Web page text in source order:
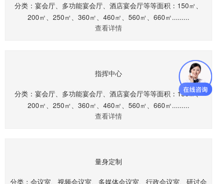
分类：宴会厅、多功能宴会厅、酒店宴会厅等等面积：150㎡、
200㎡、250㎡、360㎡、460㎡、560㎡、660㎡.........
查看详情
指挥中心
分类：宴会厅、多功能宴会厅、酒店宴会厅等等面积：150㎡、
200㎡、250㎡、360㎡、460㎡、560㎡、660㎡.........
查看详情
量身定制
分类：会议室、视频会议室、多媒体会议室、行政会议室、研讨会